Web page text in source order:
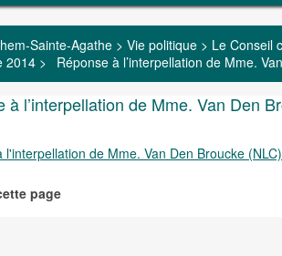
Sainte-Agathe > Vie politique > Le Conseil
2014 > Réponse à l’interpellation de Mme.
à l’interpellation de Mme. Van Den
l'interpellation de Mme. Van Den Broucke
page